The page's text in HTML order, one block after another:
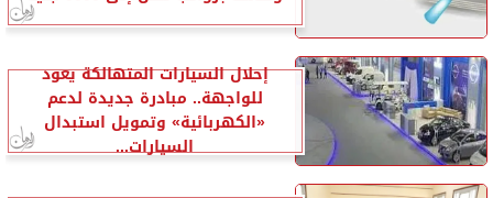
إحلال السيارات المتهالكة يعود
للواجهة.. مبادرة جديدة لدعم
«الكهربائية» وتمويل استبدال
السيارات...